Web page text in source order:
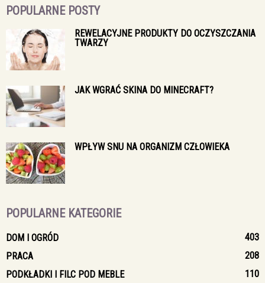
POPULARNE POSTY
REWELACYJNE PRODUKTY DO OCZYSZCZANIA
TWARZY
JAK WGRAĆ SKINA DO MINECRAFT?
WPŁYW SNU NA ORGANIZM CZŁOWIEKA
POPULARNE KATEGORIE
DOM I OGRÓD
403
PRACA
208
PODKŁADKI I FILC POD MEBLE
110